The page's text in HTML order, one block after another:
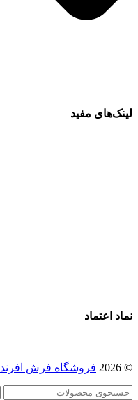
لینک‌های مفید
نماد اعتماد
© 2026 فروشگاه فرش افرند